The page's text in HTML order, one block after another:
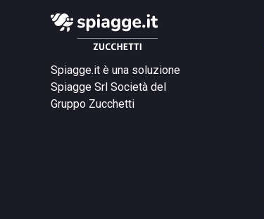
Spiagge.it è una soluzione
Spiagge Srl Società del
Gruppo Zucchetti